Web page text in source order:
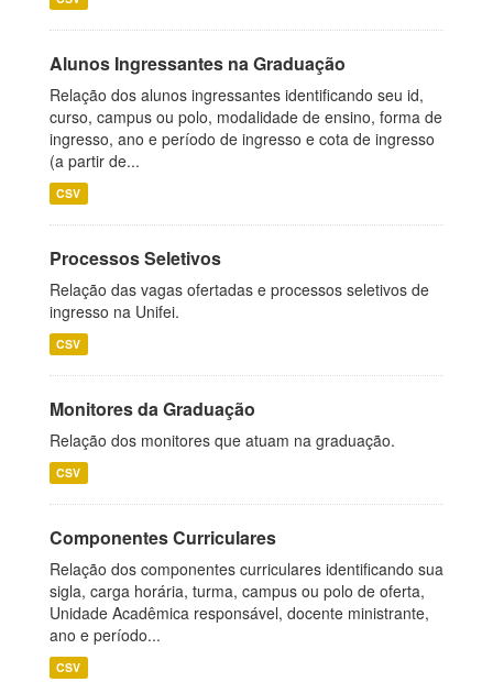
Alunos Ingressantes na Graduação
Relação dos alunos ingressantes identificando seu id,
curso, campus ou polo, modalidade de ensino, forma de
ingresso, ano e período de ingresso e cota de ingresso
(a partir de...
CSV
Processos Seletivos
Relação das vagas ofertadas e processos seletivos de
ingresso na Unifei.
CSV
Monitores da Graduação
Relação dos monitores que atuam na graduação.
CSV
Componentes Curriculares
Relação dos componentes curriculares identificando sua
sigla, carga horária, turma, campus ou polo de oferta,
Unidade Acadêmica responsável, docente ministrante,
ano e período...
CSV